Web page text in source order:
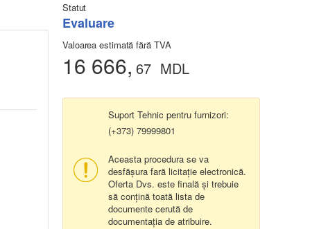
Statut
Evaluare
Valoarea estimată fără TVA
16 666, 67 MDL
Suport Tehnic pentru furnizori:
(+373) 79999801
Aceasta procedura se va
desfășura fară licitație electronică.
Oferta Dvs. este finală și trebuie
să conțină toată lista de
documente cerută de
documentația de atribuire.